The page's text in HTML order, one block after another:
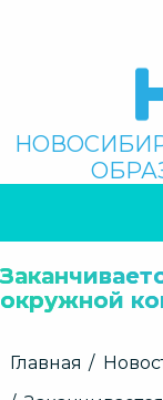
Поиск
НАВИГАЦИЯ
окружной
Строка
Главная